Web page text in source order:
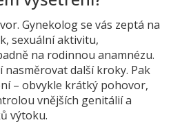
Gynekolog se vás zeptá na
sexuální aktivitu,
na rodinnou anamnézu.
další kroky. Pak
– obvykle krátký pohovor,
vnějších genitálií a
výtoku.